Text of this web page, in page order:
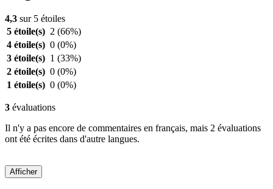
4,3 sur 5 étoiles
5 étoile(s) 2 (66%)
4 étoile(s) 0 (0%)
3 étoile(s) 1 (33%)
2 étoile(s) 0 (0%)
1 étoile(s) 0 (0%)
3 évaluations
Il n'y a pas encore de commentaires en français, mais 2 évaluations
ont été écrites dans d'autre langues.
Afficher